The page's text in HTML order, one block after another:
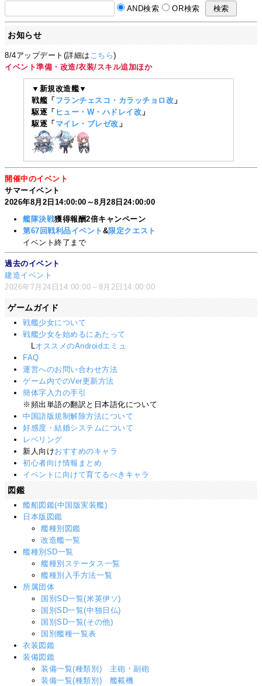
AND検索 OR検索
お知らせ
8/4アップデート(詳細は こちら)
イベント準備・改造/衣装/スキル追加ほか
▼新規改造艦▼
戦艦「 フランチェスコ・カラッチョロ改 」
駆逐「 ヒュー・W・ハドレイ改 」
駆逐「 マイレ・ブレゼ改 」
開催中のイベント
サマーイベント
2026年8月2日14:00:00～8月28日24:00:00
艦隊決戦獲得報酬2倍キャンペーン
第67回戦利品イベント &限定クエスト
イベント終了まで
過去のイベント
建造イベント
2026年7月24日14:00:00～8月2日14:00:00
ゲームガイド
戦艦少女について
戦艦少女を始めるにあたって
LオススメのAndroidエミュ
FAQ
運営へのお問い合わせ方法
ゲーム内でのVer更新方法
簡体字入力の手引
※頻出単語の翻訳と日本語化について
中国語版規制解除方法について
好感度・結婚システムについて
レベリング
新人向けおすすめのキャラ
初心者向け情報まとめ
イベントに向けて育てるべきキャラ
図鑑
艦船図鑑(中国版実装艦)
日本版図鑑
艦種別図鑑
改造艦一覧
艦種別SD一覧
艦種別ステータス一覧
艦種別入手方法一覧
所属団体
国別SD一覧(米英伊ソ)
国別SD一覧(中独日仏)
国別SD一覧(その他)
国別艦種一覧表
衣装図鑑
装備図鑑
装備一覧(種類別) 主砲・副砲
装備一覧(種類別) 艦載機